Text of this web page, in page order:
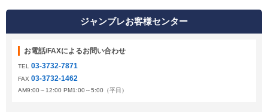
ジャンブレお客様センター
お電話/FAXによるお問い合わせ
TEL 03-3732-7871
FAX 03-3732-1462
AM9:00～12:00 PM1:00～5:00（平日）